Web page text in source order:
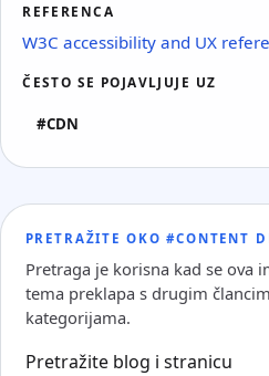
REFERENCA
W3C accessibility and UX
ČESTO SE POJAVLJUJE UZ
#CDN
PRETRAŽITE OKO #CONTENT
Pretraga je korisna kad se ova
tema preklapa s drugim
kategorijama.
Pretražite blog i stranicu